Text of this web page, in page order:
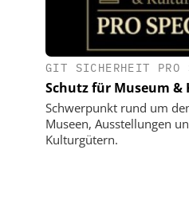
GIT SICHERHEIT PRO
Schutz für Museum &
Schwerpunkt rund um
Museen, Ausstellungen
Kulturgütern.
YOKOGAWA
NIS2 & OT
ist: Live